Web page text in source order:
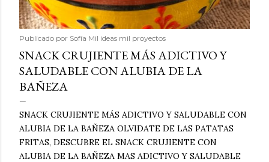
Publicado por Sofía Mil ideas mil proyectos
SNACK CRUJIENTE MÁS ADICTIVO Y
SALUDABLE CON ALUBIA DE LA
BAÑEZA
SNACK CRUJIENTE MÁS ADICTIVO Y SALUDABLE CON
ALUBIA DE LA BAÑEZA OLVIDATE DE LAS PATATAS
FRITAS, DESCUBRE EL SNACK CRUJIENTE CON
ALUBIA DE LA BAÑEZA MAS ADICTIVO Y SALUDABLE